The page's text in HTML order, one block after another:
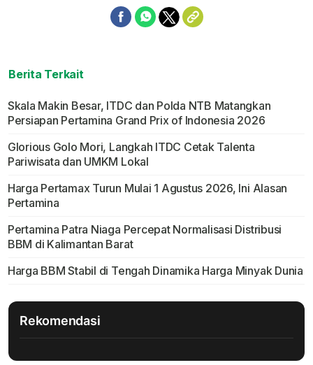
Berita Terkait
Skala Makin Besar, ITDC dan Polda NTB Matangkan
Persiapan Pertamina Grand Prix of Indonesia 2026
Glorious Golo Mori, Langkah ITDC Cetak Talenta
Pariwisata dan UMKM Lokal
Harga Pertamax Turun Mulai 1 Agustus 2026, Ini Alasan
Pertamina
Pertamina Patra Niaga Percepat Normalisasi Distribusi
BBM di Kalimantan Barat
Harga BBM Stabil di Tengah Dinamika Harga Minyak Dunia
Rekomendasi